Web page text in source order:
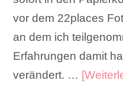
vor dem 22places
an dem ich
Erfahrungen damit
verändert. …